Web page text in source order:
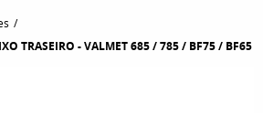
TRASEIRO - VALMET 685 / 785 / BF75 / BF65